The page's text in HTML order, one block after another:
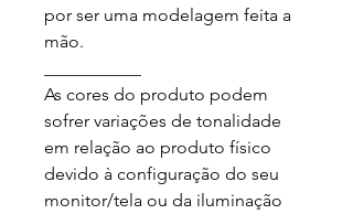
por ser uma modelagem feita a
mão.
As cores do produto podem
sofrer variações de tonalidade
em relação ao produto físico
devido à configuração do seu
monitor/tela ou da iluminação